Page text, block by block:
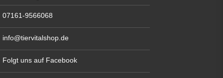
07161-9566068
info@tiervitalshop.de
Folgt uns auf Facebook